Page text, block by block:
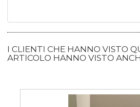
I CLIENTI CHE HANNO VISTO
ARTICOLO HANNO VISTO